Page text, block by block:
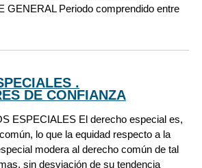
GENERAL Periodo comprendido entre
.
DE CONFIANZA
ESPECIALES El derecho especial es,
lo que la equidad respecto a la
modera al derecho común de tal
sin desviación de su tendencia